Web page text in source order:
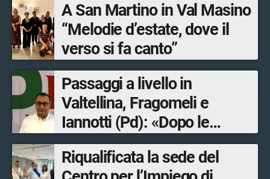
A San Martino in Val Masino
“Melodie d’estate, dove il
verso si fa canto”
Passaggi a livello in
Valtellina, Fragomeli e
Iannotti (Pd): «Dopo le
Olimpiadi solo un terzo delle
opere sostitutive sarà
Riqualificata la sede del